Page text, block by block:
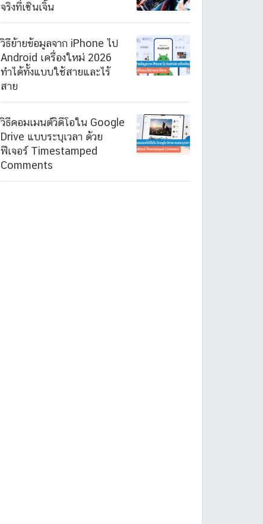
จริงที่เซินเจิ้น
วิธีย้ายข้อมูลจาก iPhone ไป
Android เครื่องใหม่ 2026
ทำได้ทั้งแบบใช้สายและไร้
สาย
วิธีคอมเมนต์วิดีโอใน Google
Drive แบบระบุเวลา ด้วย
ฟีเจอร์ Timestamped
Comments